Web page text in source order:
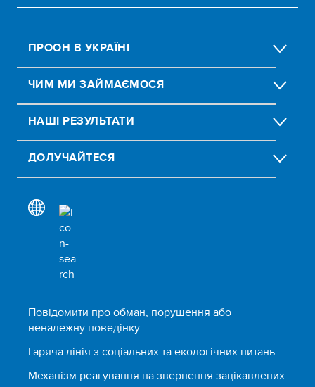
ПРООН В УКРАЇНІ
ЧИМ МИ ЗАЙМАЄМОСЯ
НАШІ РЕЗУЛЬТАТИ
ДОЛУЧАЙТЕСЯ
Повідомити про обман, порушення або
неналежну поведінку
Гаряча лінія з соціальних та екологічних питань
Механізм реагування на звернення зацікавлених